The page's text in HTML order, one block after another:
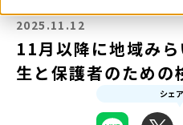
奨学金について
MYページロ
2025.11.12
11月以降に地域み
生と保護者のための
シェ